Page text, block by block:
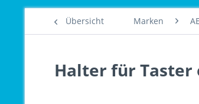
Übersicht Marken
Halter für Taster